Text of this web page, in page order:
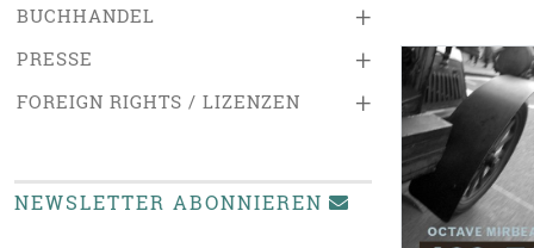
+
BUCHHANDEL
+
PRESSE
+
FOREIGN RIGHTS / LIZENZEN
NEWSLETTER ABONNIEREN